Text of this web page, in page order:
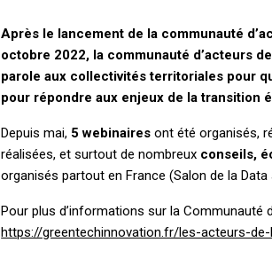
Après le lancement de la communauté
octobre 2022, la communauté d’acteurs
parole aux collectivités territoriales pour
pour répondre aux enjeux de la transition
Depuis mai, 5 webinairesont été organisés,
réalisées, et surtout de nombreux conseils,
organisés partout en France (Salon de la
Pour plus d’informations sur la Communauté
https://greentechinnovation.fr/les-acteurs-